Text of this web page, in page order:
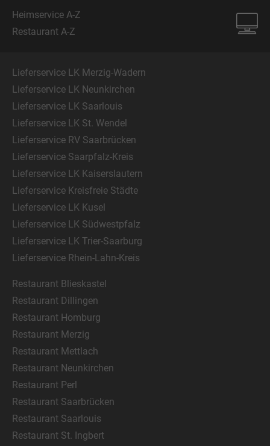
Heimservice A-Z
Restaurant A-Z
Lieferservice LK Merzig-Wadern
Lieferservice LK Neunkirchen
Lieferservice LK Saarlouis
Lieferservice LK St. Wendel
Lieferservice RV Saarbrücken
Lieferservice Saarpfalz-Kreis
Lieferservice LK Kaiserslautern
Lieferservice Kreisfreie Städte
Lieferservice LK Kusel
Lieferservice LK Südwestpfalz
Lieferservice LK Trier-Saarburg
Lieferservice Rhein-Lahn-Kreis
Restaurant Blieskastel
Restaurant Dillingen
Restaurant Homburg
Restaurant Merzig
Restaurant Mettlach
Restaurant Neunkirchen
Restaurant Perl
Restaurant Saarbrücken
Restaurant Saarlouis
Restaurant St. Ingbert